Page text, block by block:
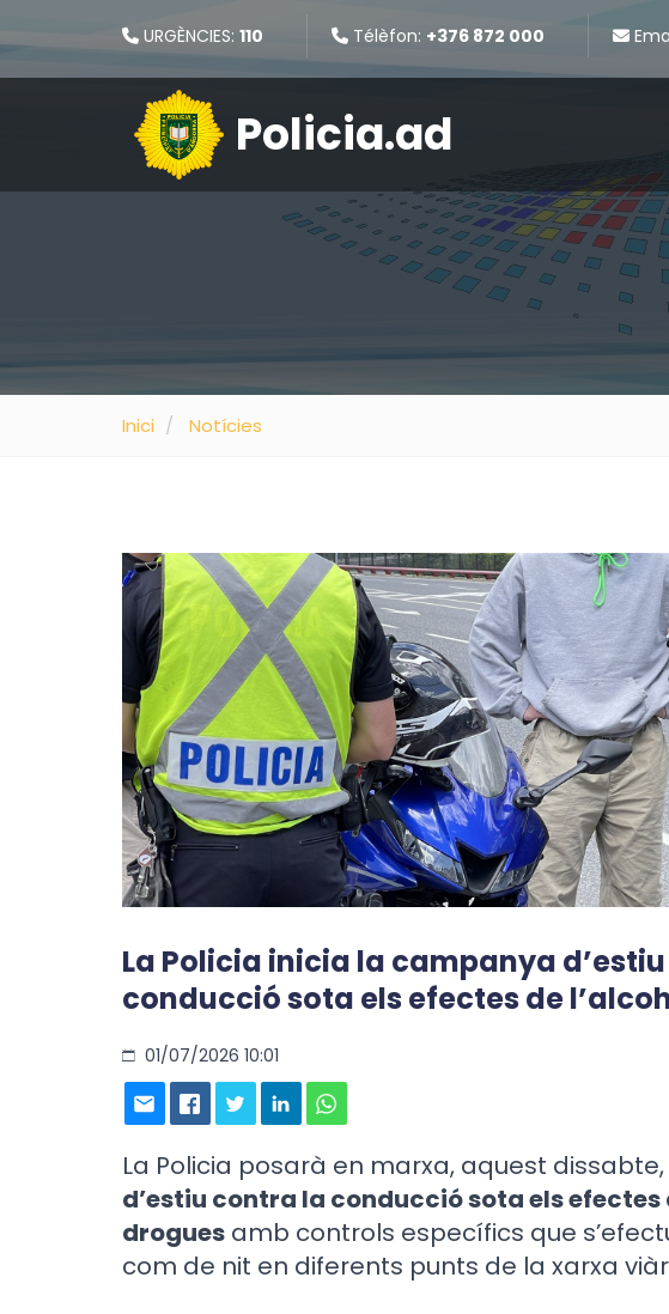
URGÈNCIES: 110 Télèfon: +376 872 000
Policia.ad
Inici Notícies
La Policia inicia la campanya
conducció sota els efectes de
01/07/2026 10:01
La Policia posarà en marxa, aquest dissabte,
d’estiu contra la conducció sota els efectes
drogues amb controls específics que
com de nit en diferents punts de la xarxa